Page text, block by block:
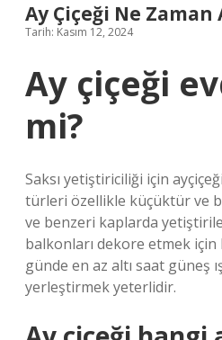
Ay Çiçeği Ne Zaman
Tarih: Kasım 12, 2024
Ay çiçeği
mi?
Saksı yetiştiriciliği için
türleri özellikle küçüktür ve
ve benzeri kaplarda
balkonları dekore etmek için
günde en az altı saat güneş
yerleştirmek yeterlidir.